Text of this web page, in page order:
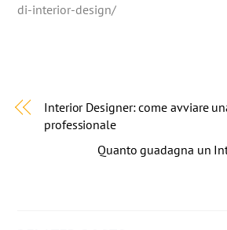
di-interior-design/
Interior Designer: come avviare
professionale
Quanto guadagna un